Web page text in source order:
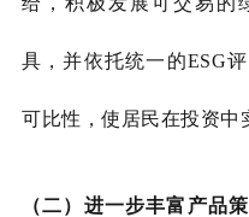
具，并依托统一的ESG
可比性，使居民在投资中
（二）进一步丰富产品